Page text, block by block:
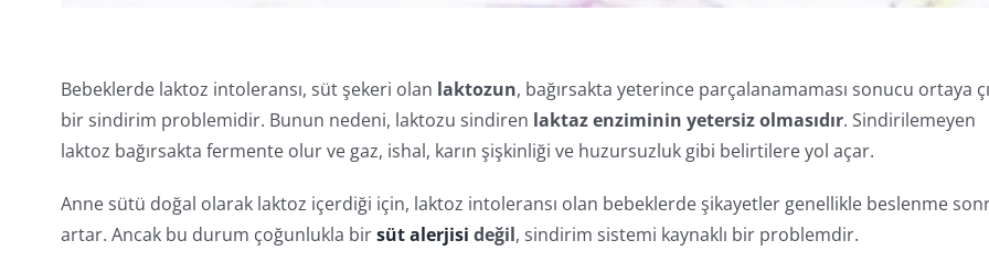
Bebeklerde laktoz intoleransı, süt şekeri olan laktozun, bağırsakta yeterince parçalanamaması sonucu ortaya
bir sindirim problemidir. Bunun nedeni, laktozu sindiren laktaz enziminin yetersiz olmasıdır. Sindirilemeyen
laktoz bağırsakta fermente olur ve gaz, ishal, karın şişkinliği ve huzursuzluk gibi belirtilere yol açar.
Anne sütü doğal olarak laktoz içerdiği için, laktoz intoleransı olan bebeklerde şikayetler genellikle beslenme
artar. Ancak bu durum çoğunlukla birsüt alerjisi değil, sindirim sistemi kaynaklı bir problemdir.